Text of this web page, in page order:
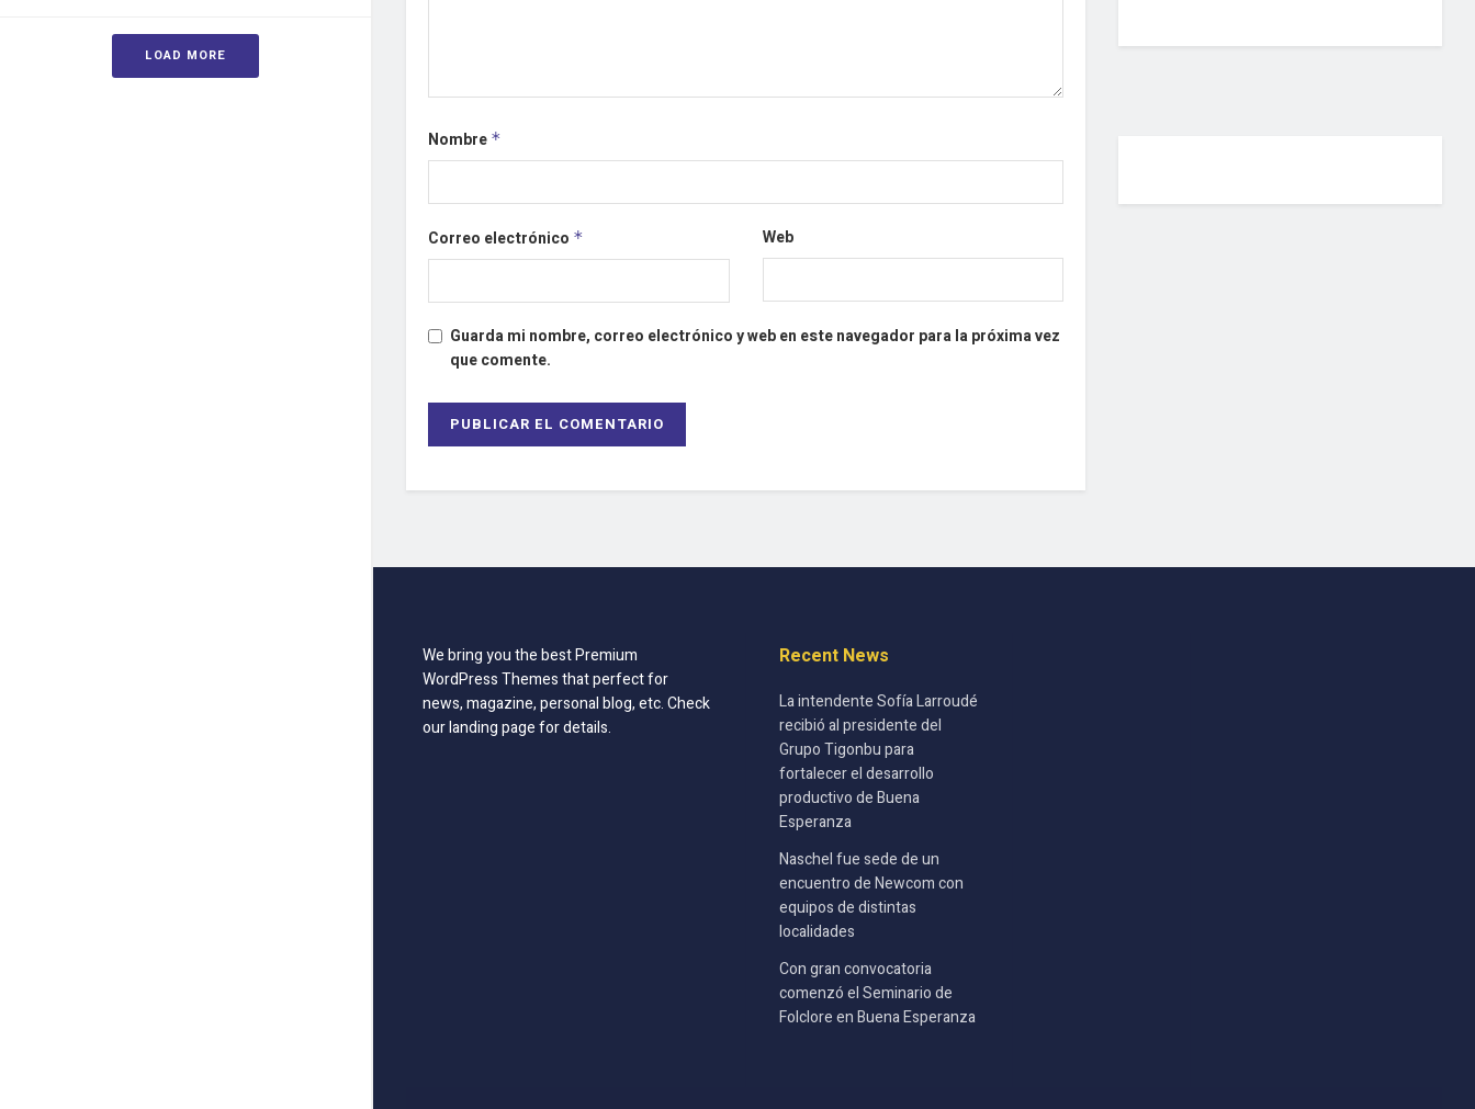
LOAD MORE
Nombre *
Correo electrónico * Web
Guarda mi nombre, correo electrónico y web en este navegador para la próxima vez
que comente.
We bring you the best Premium
WordPress Themes that perfect for
news, magazine, personal blog, etc. Check
our landing page for details.
Recent News
La intendente Sofía Larroudé
recibió al presidente del
Grupo Tigonbu para
fortalecer el desarrollo
productivo de Buena
Esperanza
Naschel fue sede de un
encuentro de Newcom con
equipos de distintas
localidades
Con gran convocatoria
comenzó el Seminario de
Folclore en Buena Esperanza